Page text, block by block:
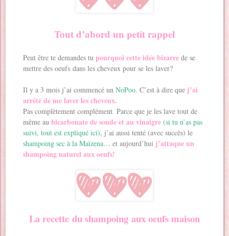
Tout d’abord un petit rappel
Peut être te demandes tupourquoi cette idée bizarre de se
mettre des oeufs dans les cheveux pour se les laver?
Il y a 3 mois j’ai commencé unNoPoo. C’est à dire que j’ai
arrêté de me laver les cheveux.
Pas complètement complément. Parce que je les lave tout de
même aubicarbonate de soude et au vinaigre (si tu n’as pas
suivi, tout est expliqué ici), j’ai aussi tenté (avec succès) le
shampoing sec à la Maïzena… et aujourd’hui j’attaque un
shampoing naturel aux oeufs!
La recette du shampoing aux oeufs maison